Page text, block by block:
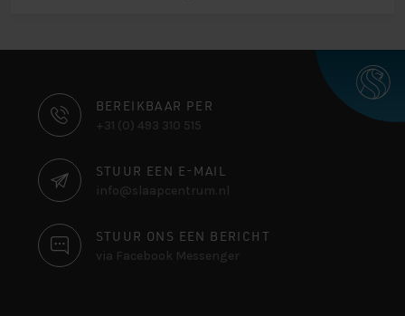
CONTACT
INFORMATIE
BEREIKBAAR PER
+31 (0) 493 310 515
STUUR EEN E-MAIL
info@slaapcentrum.nl
STUUR ONS EEN BERICHT
via Facebook Messenger